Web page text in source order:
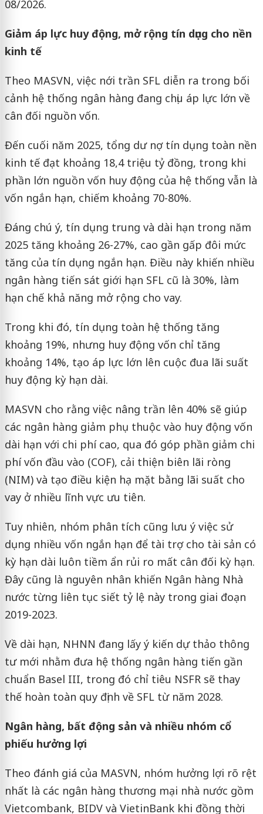
08/2026.
Giảm áp lực huy động, mở rộng tín dụng cho nền
kinh tế
Theo MASVN, việc nới trần SFL diễn ra trong bối
cảnh hệ thống ngân hàng đang chịu áp lực lớn về
cân đối nguồn vốn.
Đến cuối năm 2025, tổng dư nợ tín dụng toàn nền
kinh tế đạt khoảng 18,4 triệu tỷ đồng, trong khi
phần lớn nguồn vốn huy động của hệ thống vẫn là
vốn ngắn hạn, chiếm khoảng 70-80%.
Đáng chú ý, tín dụng trung và dài hạn trong năm
2025 tăng khoảng 26-27%, cao gần gấp đôi mức
tăng của tín dụng ngắn hạn. Điều này khiến nhiều
ngân hàng tiến sát giới hạn SFL cũ là 30%, làm
hạn chế khả năng mở rộng cho vay.
Trong khi đó, tín dụng toàn hệ thống tăng
khoảng 19%, nhưng huy động vốn chỉ tăng
khoảng 14%, tạo áp lực lớn lên cuộc đua lãi suất
huy động kỳ hạn dài.
MASVN cho rằng việc nâng trần lên 40% sẽ giúp
các ngân hàng giảm phụ thuộc vào huy động vốn
dài hạn với chi phí cao, qua đó góp phần giảm chi
phí vốn đầu vào (COF), cải thiện biên lãi ròng
(NIM) và tạo điều kiện hạ mặt bằng lãi suất cho
vay ở nhiều lĩnh vực ưu tiên.
Tuy nhiên, nhóm phân tích cũng lưu ý việc sử
dụng nhiều vốn ngắn hạn để tài trợ cho tài sản có
kỳ hạn dài luôn tiềm ẩn rủi ro mất cân đối kỳ hạn.
Đây cũng là nguyên nhân khiến Ngân hàng Nhà
nước từng liên tục siết tỷ lệ này trong giai đoạn
2019-2023.
Về dài hạn, NHNN đang lấy ý kiến dự thảo thông
tư mới nhằm đưa hệ thống ngân hàng tiến gần
chuẩn Basel III, trong đó chỉ tiêu NSFR sẽ thay
thế hoàn toàn quy định về SFL từ năm 2028.
Ngân hàng, bất động sản và nhiều nhóm cổ
phiếu hưởng lợi
Theo đánh giá của MASVN, nhóm hưởng lợi rõ rệt
nhất là các ngân hàng thương mại nhà nước gồm
Vietcombank, BIDV và VietinBank khi đồng thời